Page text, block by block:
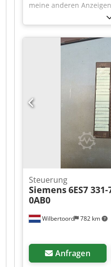
meine anderen
verhandelbar.
Wilbertoord 782 km
Steuerung
Siemens6ES7
0AB0
Anfragen